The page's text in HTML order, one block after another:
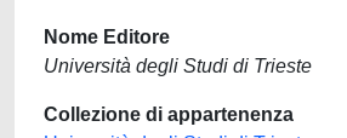
Nome Editore
Università degli Studi di Trieste
Collezione di appartenenza